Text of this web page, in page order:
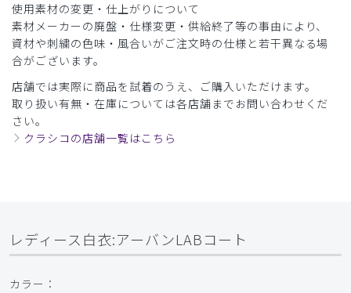
使用素材の変更・仕上がりについて
素材メーカーの廃盤・仕様変更・供給終了等の事由により、
資材や刺繍の色味・風合いがご注文時の仕様と若干異なる場
合がございます。
店舗では実際に商品を試着のうえ、ご購入いただけます。
取り扱い有無・在庫については各店舗までお問い合わせくだ
さい。
クラシコの店舗一覧はこちら
レディース白衣:アーバンLABコート
カラー：